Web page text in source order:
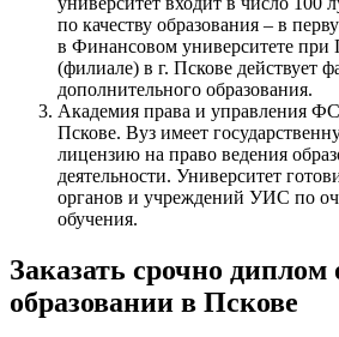
по качеству образования – в
в Финансовом университете при
(филиале) в г. Пскове действует
дополнительного образования.
Академия права и управления
Пскове. Вуз имеет
лицензию на право ведения
деятельности. Университет
органов и учреждений УИС по
обучения.
Заказать срочно
образовании в Пскове